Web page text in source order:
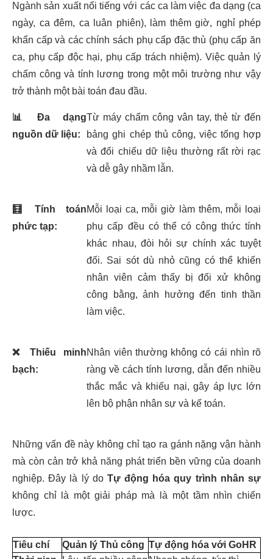
Ngành sản xuất nổi tiếng với các ca làm việc đa dạng (ca
ngày, ca đêm, ca luân phiên), làm thêm giờ, nghỉ phép
khẩn cấp và các chính sách phụ cấp đặc thù (phụ cấp ăn
ca, phụ cấp độc hại, phụ cấp trách nhiệm). Việc quản lý
chấm công và tính lương trong một môi trường như vậy
trở thành một bài toán đau đầu.
📊
Đa dạng
nguồn dữ liệu:
Từ máy chấm công vân tay, thẻ từ đến
bảng ghi chép thủ công, việc tổng hợp
và đối chiếu dữ liệu thường rất rời rạc
và dễ gây nhầm lẫn.
🧮
Tính toán
phức tạp:
Mỗi loại ca, mỗi giờ làm thêm, mỗi loại
phụ cấp đều có thể có công thức tính
khác nhau, đòi hỏi sự chính xác tuyệt
đối. Sai sót dù nhỏ cũng có thể khiến
nhân viên cảm thấy bị đối xử không
công bằng, ảnh hưởng đến tinh thần
làm việc.
❌
Thiếu minh
bạch:
Nhân viên thường không có cái nhìn rõ
ràng về cách tính lương, dẫn đến nhiều
thắc mắc và khiếu nại, gây áp lực lớn
lên bộ phận nhân sự và kế toán.
Những vấn đề này không chỉ tạo ra gánh nặng vận hành
mà còn cản trở khả năng phát triển bền vững của doanh
nghiệp. Đây là lý do Tự động hóa quy trình nhân sự
không chỉ là một giải pháp mà là một tầm nhìn chiến
lược.
Tiêu chí Quản lý Thủ công Tự động hóa với GoHR